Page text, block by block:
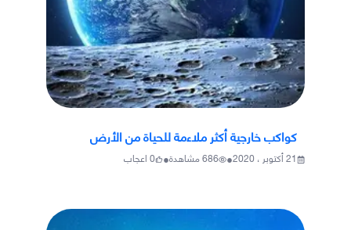
كواكب خارجية أكثر ملاءمة للحياة من الأرض
21 أكتوبر ، 2020 •
686مشاهدة•
0اعجاب